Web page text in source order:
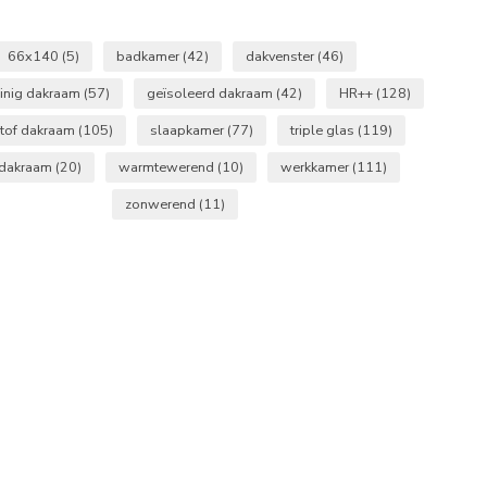
66x140 (5) badkamer (42) dakvenster (46)
dakraam (57) geïsoleerd dakraam (42) HR++ (128)
dakraam (105) slaapkamer (77) triple glas (119)
(20) warmtewerend (10) werkkamer (111)
zonwerend (11)